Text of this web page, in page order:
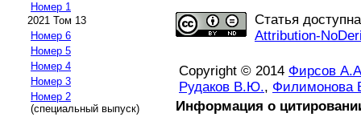
Номер 1
2021 Том 13
Номер 6
Номер 5
Номер 4
Номер 3
Номер 2
(специальный выпуск)
Статья
Attribution-
Copyright © 2014 Фирсов
Рудаков В.Ю., Филимонова
Информация о